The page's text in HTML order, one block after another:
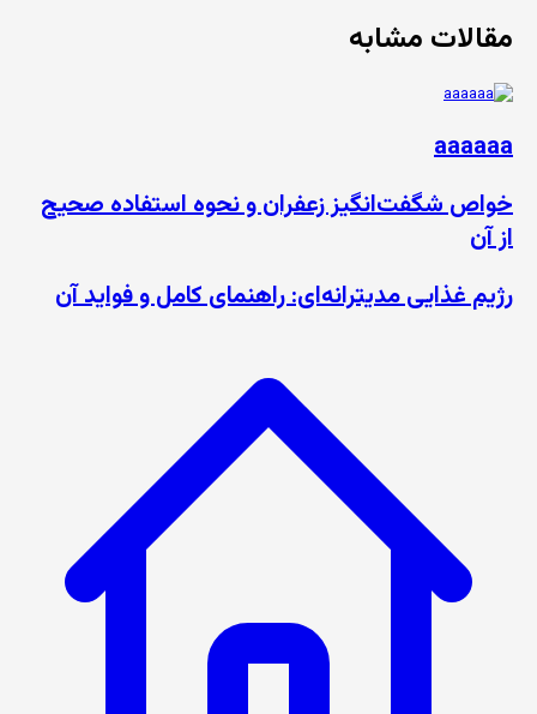
مقالات مشابه
aaaaaa
خواص شگفت‌انگیز زعفران و نحوه استفاده صحیح
از آن
رژیم غذایی مدیترانه‌ای: راهنمای کامل و فواید آن